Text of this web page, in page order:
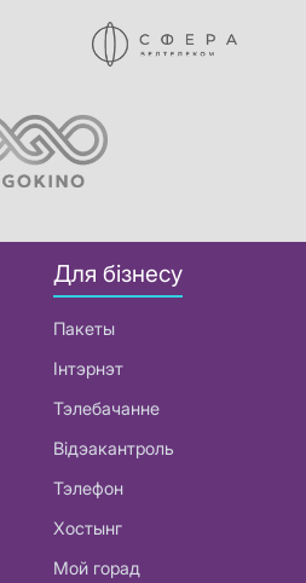
Для бізнесу
Пакеты
Інтэрнэт
Тэлебачанне
Відэакантроль
Тэлефон
Хостынг
Мой горад